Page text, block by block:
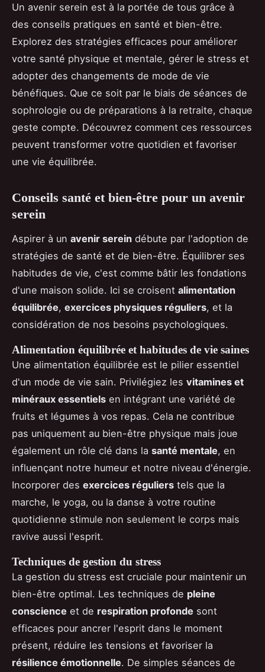
Un avenir serein est à la portée de tous grâce à
des conseils pratiques en santé et bien-être.
Explorez des stratégies efficaces pour améliorer
votre santé physique et mentale, gérer le stress et
adopter des changements de mode de vie
bénéfiques. Que ce soit par le biais de séances de
sophrologie ou de préparations à la retraite, chaque
geste compte. Découvrez comment ces ressources
peuvent transformer votre quotidien et favoriser
une vie équilibrée.
Conseils santé et bien-être pour un avenir
serein
Aspirer à un avenir serein débute par l'adoption de
stratégies de santé et de bien-être. Équilibrer ses
habitudes de vie, c'est comme bâtir les fondations
d'une maison solide. Ici se croisent alimentation
équilibrée, exercices physiques réguliers, et la
considération de nos besoins psychologiques.
Alimentation équilibrée et habitudes de vie saines
Une alimentation équilibrée est le pilier essentiel
d'un mode de vie sain. Privilégiez les vitamines et
minéraux essentiels en intégrant une variété de
fruits et légumes à vos repas. Cela ne contribue
pas uniquement au bien-être physique mais joue
également un rôle clé dans la santé mentale, en
influençant notre humeur et notre niveau d'énergie.
Incorporer des exercices réguliers tels que la
marche, le yoga, ou la danse à votre routine
quotidienne stimule non seulement le corps mais
ravive aussi l'esprit.
Techniques de gestion du stress
La gestion du stress est cruciale pour maintenir un
bien-être optimal. Les techniques de pleine
conscience et de respiration profonde sont
efficaces pour ancrer l'esprit dans le moment
présent, réduire les tensions et favoriser la
résilience émotionnelle. De simples séances de